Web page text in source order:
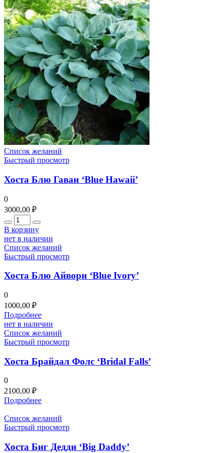
Список желаний
Быстрый просмотр
Хоста Блю Гаваи ‘Blue Hawaii’
0
3000,00 ₽
Количество
В корзину
нет в наличии
Список желаний
Быстрый просмотр
Хоста Блю Айвори ‘Blue Ivory’
0
1000,00 ₽
Подробнее
нет в наличии
Список желаний
Быстрый просмотр
Хоста Брайдал Фолс ‘Bridal Falls’
0
2100,00 ₽
Подробнее
Список желаний
Быстрый просмотр
Хоста Биг Дедди ‘Big Daddy’